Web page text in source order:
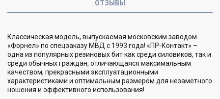
ОТЗЫВЫ
Классическая модель, выпускаемая московским заводом
«Форнел» по спецзаказу МВД с 1993 года! «ПР-Контакт» –
одна из популярных резиновых бит как среди силовиков, так и
среди обычных граждан, отличающаяся максимальным
качеством, прекрасными эксплуатационными
характеристиками и оптимальным размером для незаметного
ношения и эффективного использования!